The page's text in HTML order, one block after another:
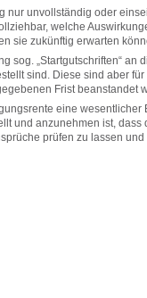
nur unvollständig oder
welche
sie zukünftig erwarten
sog. „Startgutschriften“ an
sind. Diese sind aber
Frist beanstandet
eine
und anzunehmen ist,
prüfen zu lassen